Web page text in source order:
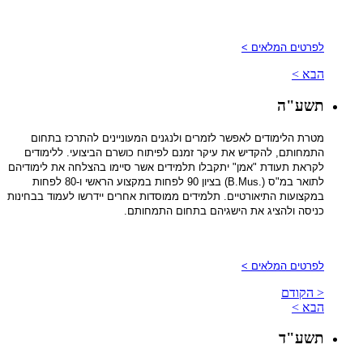
לפרטים המלאים >
הבא >
תשע"ה
מטרת הלימודים לאפשר לזמרים ולנגנים המעוניינים להתרכז בתחום
התמחותם, להקדיש את עיקר זמנם לפיתוח כושרם הביצועי. ללימודים
לקראת תעודת "אמן" יתקבלו תלמידים אשר סיימו בהצלחה את לימודיהם
לתואר במ"ס (.B.Mus) בציון 90 לפחות במקצוע הראשי ו-80 לפחות
במקצועות התיאורטיים. תלמידים ממוסדות אחרים יידרשו לעמוד בבחינות
כניסה ולהציג את הישגיהם בתחום התמחותם.
לפרטים המלאים >
< הקודם
הבא >
תשע"ד